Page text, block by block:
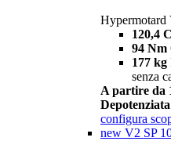
Hypermotard
120,4
94 Nm
177 kg
senza
A partire da
configura
new V2 SP